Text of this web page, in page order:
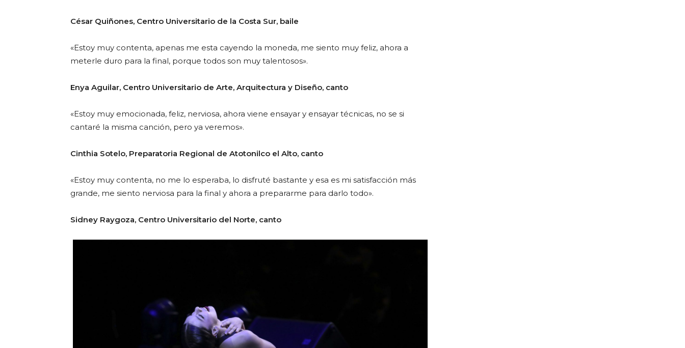
César Quiñones, Centro Universitario de la Costa Sur, baile
«Estoy muy contenta, apenas me esta cayendo la moneda, me siento muy feliz, ahora a
meterle duro para la final, porque todos son muy talentosos».
Enya Aguilar, Centro Universitario de Arte, Arquitectura y Diseño, canto
«Estoy muy emocionada, feliz, nerviosa, ahora viene ensayar y ensayar técnicas, no se si
cantaré la misma canción, pero ya veremos».
Cinthia Sotelo, Preparatoria Regional de Atotonilco el Alto, canto
«Estoy muy contenta, no me lo esperaba, lo disfruté bastante y esa es mi satisfacción más
grande, me siento nerviosa para la final y ahora a prepararme para darlo todo».
Sidney Raygoza, Centro Universitario del Norte, canto